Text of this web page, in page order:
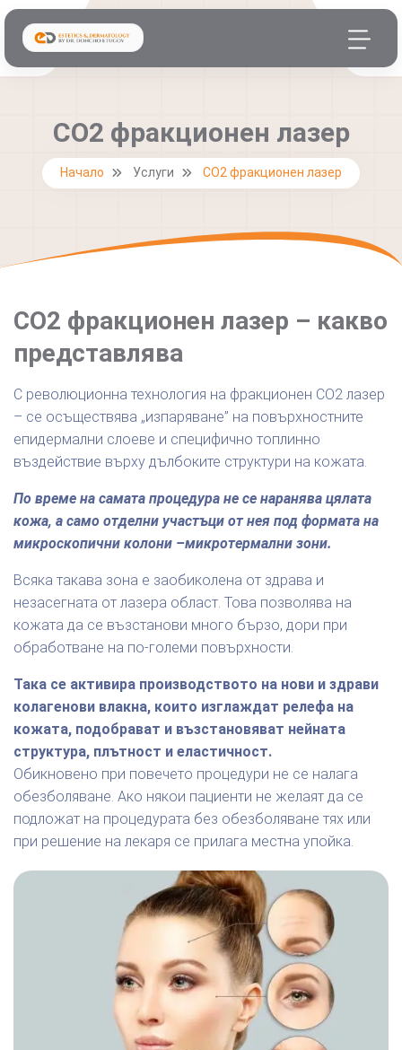
СО2 фракционен лазер
Начало Услуги СО2 фракционен лазер
СО2 фракционен лазер – какво
представлява
С революционна технология на фракционен CO2 лазер
– се осъществява „изпаряване” на повърхностните
епидермални слоеве и специфично топлинно
въздействие върху дълбоките структури на кожата.
По време на самата процедура не се наранява цялата
кожа, а само отделни участъци от нея под формата на
микроскопични колони –микротермални зони.
Всяка такава зона е заобиколена от здрава и
незасегната от лазера област. Това позволява на
кожата да се възстанови много бързо, дори при
обработване на по-големи повърхности.
Така се активира производството на нови и здрави
колагенови влакна, които изглаждат релефа на
кожата, подобрават и възстановяват нейната
структура, плътност и еластичност.
Обикновено при повечето процедури не се налага
обезболяване. Ако някои пациенти не желаят да се
подложат на процедурата без обезболяване тях или
при решение на лекаря се прилага местна упойка.